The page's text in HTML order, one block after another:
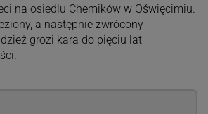
na osiedlu Chemików w Oświęcimiu.
a następnie zwrócony
grozi kara do pięciu lat